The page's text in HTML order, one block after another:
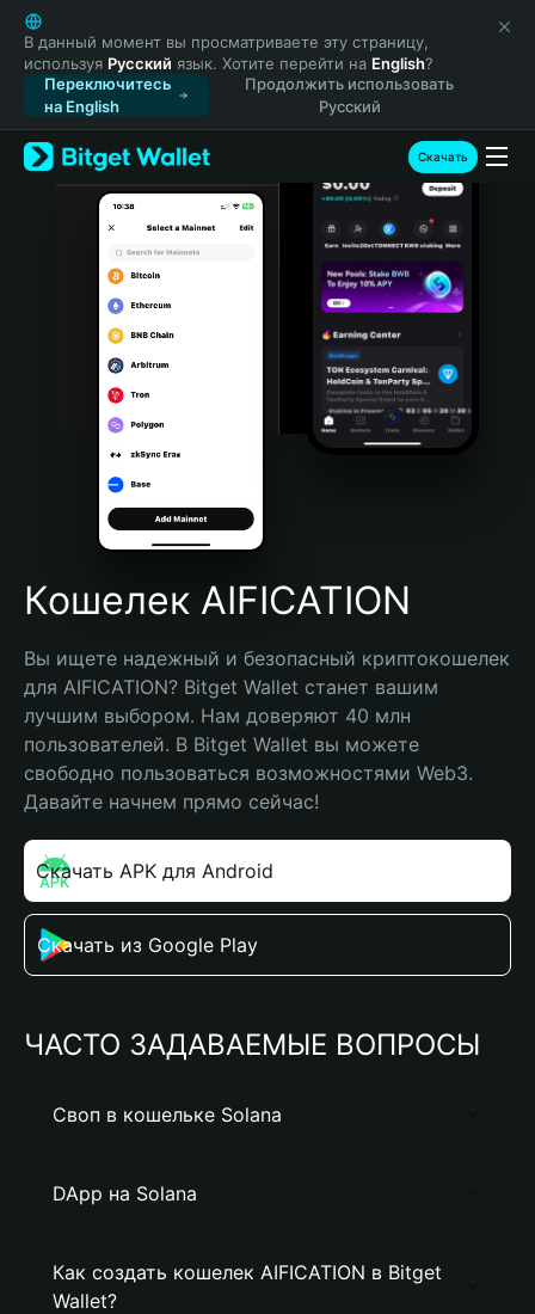
English
日本語
Tiếng Việt
Русский
Español (Latinoamérica)
Türkçe
Italiano
Português (Portugal)
Bahasa Indonesia
Português (Brasil)
Español (Argentina)
В данный момент вы просматриваете эту страницу,
используя Русский язык. Хотите перейти на English?
Переключитесь
на English
Продолжить использовать
Русский
Скачать
Кошелек AIFICATION
Вы ищете надежный и безопасный криптокошелек
для AIFICATION? Bitget Wallet станет вашим
лучшим выбором. Нам доверяют 40 млн
пользователей. В Bitget Wallet вы можете
свободно пользоваться возможностями Web3.
Давайте начнем прямо сейчас!
Скачать APK для Android
Скачать из Google Play
ЧАСТО ЗАДАВАЕМЫЕ ВОПРОСЫ
Своп в кошельке Solana
DApp на Solana
Как создать кошелек AIFICATION в Bitget
Wallet?